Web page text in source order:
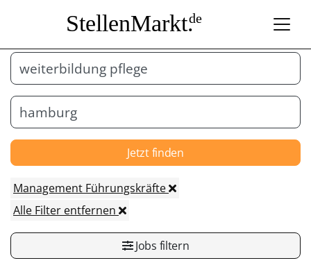
StellenMarkt.de
Jetzt finden
Management Führungskräfte
Alle Filter entfernen
Jobs filtern